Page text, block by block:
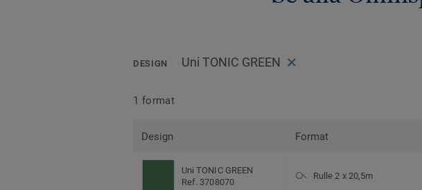
DESIGN Uni TONIC GREEN
1 format
Design Format
Uni TONIC GREEN
Ref. 3708070
Rulle 2 x 20,5m